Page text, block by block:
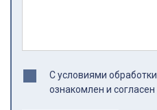
С условиями обработки
ознакомлен и согласен